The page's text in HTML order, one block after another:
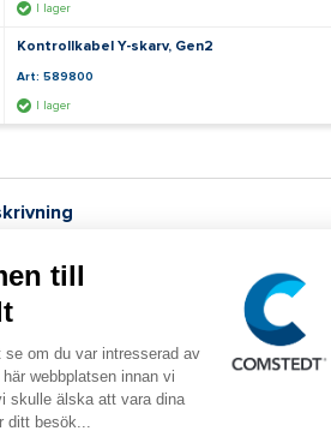
I lager
Kontrollkabel Y-skarv, Gen2
Art: 589800
I lager
av manöverpanel till bogpropellrar
längder i tabellen nedan. Komplettera